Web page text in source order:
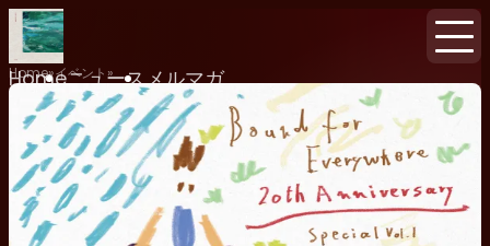
Homeニュースメルマガ
Home イベント